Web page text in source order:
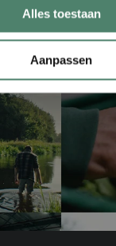
Alles toestaan
Aanpassen
voor investeerders
Voor bedrijven